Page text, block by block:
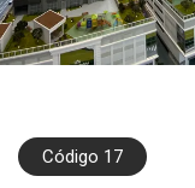
Código 17